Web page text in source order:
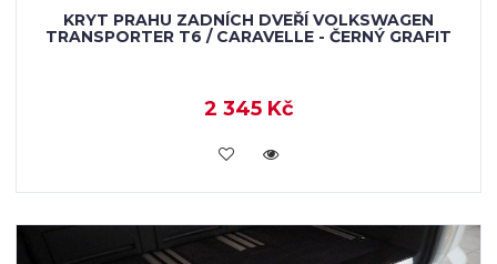
KRYT PRAHU ZADNÍCH DVEŘÍ VOLKSWAGEN
TRANSPORTER T6 / CARAVELLE - ČERNÝ GRAFIT
2 345 Kč
KOUPIT